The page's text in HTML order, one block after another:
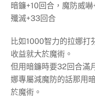
暗鐮+10回合，魔防威
殲滅+33回合
比如1000智力的拉娜打
收益就大於魔術。
但用暗鐮時要32回合滿
娜專屬減魔防的話那用
於魔術。